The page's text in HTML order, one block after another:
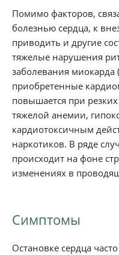
Помимо факторов,
болезнью сердца, к
приводить и другие
тяжелые нарушения
заболевания
приобретенные
повышается при
тяжелой анемии,
кардиотоксичным
наркотиков. В ряде
происходит на фоне
изменениях в
Симптомы
Остановке сердца